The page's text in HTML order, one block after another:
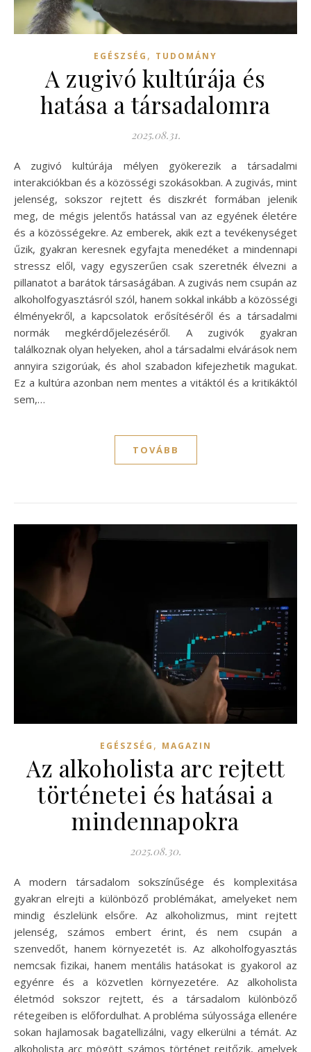
EGÉSZSÉG , TUDOMÁNY
A zugivó kultúrája és
hatása a társadalomra
2025.08.31.
A zugivó kultúrája mélyen gyökerezik a társadalmi
interakciókban és a közösségi szokásokban. A zugivás, mint
jelenség, sokszor rejtett és diszkrét formában jelenik
meg, de mégis jelentős hatással van az egyének életére
és a közösségekre. Az emberek, akik ezt a tevékenységet
űzik, gyakran keresnek egyfajta menedéket a mindennapi
stressz elől, vagy egyszerűen csak szeretnék élvezni a
pillanatot a barátok társaságában. A zugivás nem csupán az
alkoholfogyasztásról szól, hanem sokkal inkább a közösségi
élményekről, a kapcsolatok erősítéséről és a társadalmi
normák megkérdőjelezéséről. A zugivók gyakran
találkoznak olyan helyeken, ahol a társadalmi elvárások nem
annyira szigorúak, és ahol szabadon kifejezhetik magukat.
Ez a kultúra azonban nem mentes a vitáktól és a kritikáktól
sem,…
TOVÁBB
EGÉSZSÉG , MAGAZIN
Az alkoholista arc rejtett
történetei és hatásai a
mindennapokra
2025.08.30.
A modern társadalom sokszínűsége és komplexitása
gyakran elrejti a különböző problémákat, amelyeket nem
mindig észlelünk elsőre. Az alkoholizmus, mint rejtett
jelenség, számos embert érint, és nem csupán a
szenvedőt, hanem környezetét is. Az alkoholfogyasztás
nemcsak fizikai, hanem mentális hatásokat is gyakorol az
egyénre és a közvetlen környezetére. Az alkoholista
életmód sokszor rejtett, és a társadalom különböző
rétegeiben is előfordulhat. A probléma súlyossága ellenére
sokan hajlamosak bagatellizálni, vagy elkerülni a témát. Az
alkoholista arc mögött számos történet rejtőzik, amelyek